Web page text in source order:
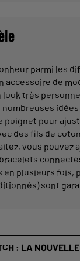
parmi les
accessoire de
très
poignet pour
des fils de
vous
plusieurs fois,
sont
: LA